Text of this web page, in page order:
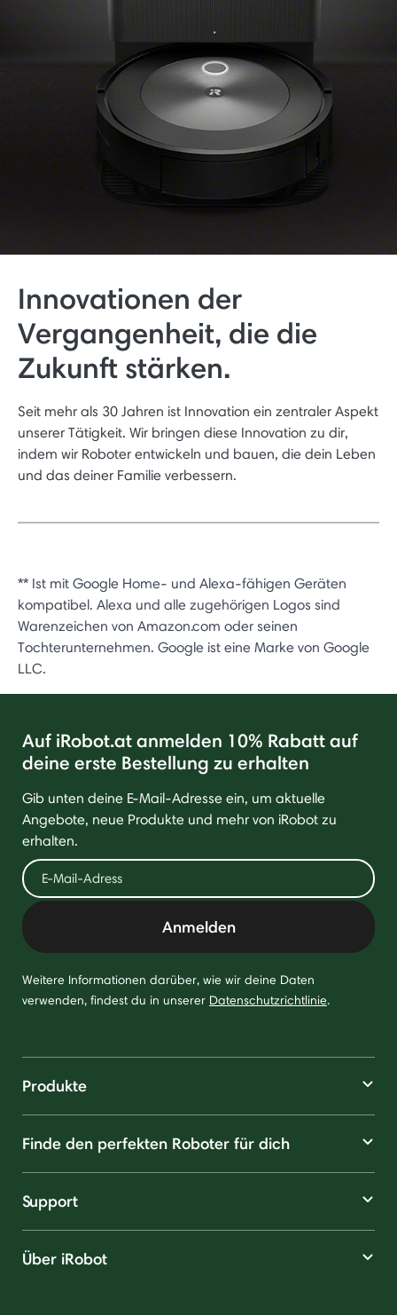
Innovationen der
Vergangenheit, die die
Zukunft stärken.
Seit mehr als 30 Jahren ist Innovation ein zentraler Aspekt
unserer Tätigkeit. Wir bringen diese Innovation zu dir,
indem wir Roboter entwickeln und bauen, die dein Leben
und das deiner Familie verbessern.
** Ist mit Google Home- und Alexa-fähigen Geräten
kompatibel. Alexa und alle zugehörigen Logos sind
Warenzeichen von Amazon.com oder seinen
Tochterunternehmen. Google ist eine Marke von Google
LLC.
Auf iRobot.at anmelden 10% Rabatt auf
deine erste Bestellung zu erhalten
Gib unten deine E-Mail-Adresse ein, um aktuelle
Angebote, neue Produkte und mehr von iRobot zu
erhalten.
Anmelden
Weitere Informationen darüber, wie wir deine Daten
verwenden, findest du in unserer Datenschutzrichtlinie.
Produkte
Finde den perfekten Roboter für dich
Support
Über iRobot